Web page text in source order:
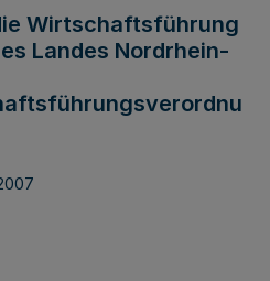
Wirtschaftsführung
Landes Nordrhein-